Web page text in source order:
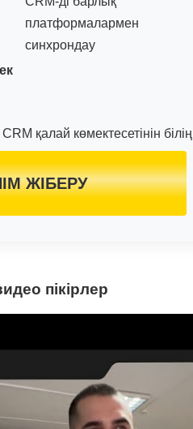
платформалармен
синхрондау
қалай көмектесетінін
ЖІБЕРУ
пікірлер